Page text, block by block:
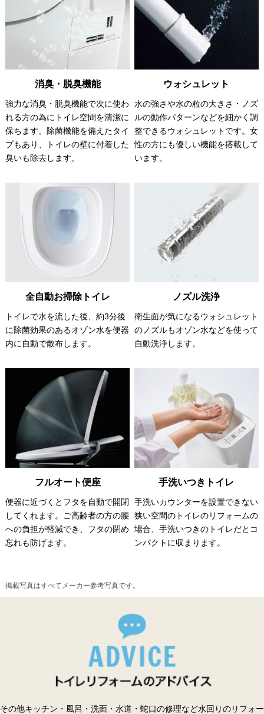
消臭・脱臭機能
強力な消臭・脱臭機能で次に使わ
れる方の為にトイレ空間を清潔に
保ちます。除菌機能を備えたタイ
プもあり、トイレの壁に付着した
臭いも除去します。
ウォシュレット
水の強さや水の粒の大きさ・ノズ
ルの動作パターンなどを細かく調
整できるウォシュレットです。女
性の方にも優しい機能を搭載して
います。
全自動お掃除トイレ
トイレで水を流した後、約3分後
に除菌効果のあるオゾン水を便器
内に自動で散布します。
ノズル洗浄
衛生面が気になるウォシュレット
のノズルもオゾン水などを使って
自動洗浄します。
フルオート便座
便器に近づくとフタを自動で開閉
してくれます。ご高齢者の方の腰
への負担が軽減でき、フタの閉め
忘れも防げます。
手洗いつきトイレ
手洗いカウンターを設置できない
狭い空間のトイレのリフォームの
場合、手洗いつきのトイレだとコ
ンパクトに収まります。
掲載写真はすべてメーカー参考写真です。
その他キッチン・風呂・洗面・水道・蛇口の修理など水回りのリフォー